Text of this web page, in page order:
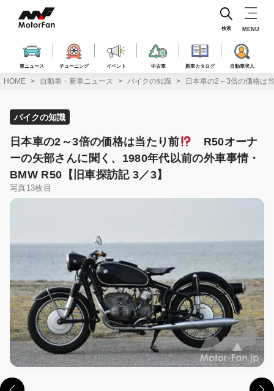
ス
車ニュース チューニング イベント 中古車 新車カタログ 自動車求人
検索 MENU
HOME 自動車・新車ニュース バイクの知識 日本車の2～3倍の価格は
バイクの知識
日本車の2～3倍の価格は当たり前
R50オーナ
ーの矢部さんに聞く、1980年代以前の外車事情・
BMW R50【旧車探訪記 3／3】
写真13枚目